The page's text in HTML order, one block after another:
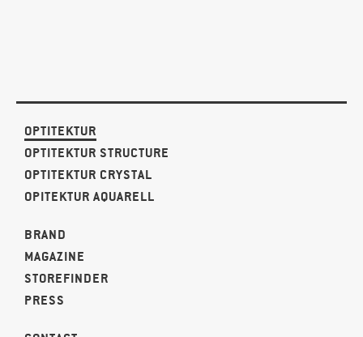
OPTITEKTUR
OPTITEKTUR STRUCTURE
OPTITEKTUR CRYSTAL
OPITEKTUR AQUARELL
BRAND
MAGAZINE
STOREFINDER
PRESS